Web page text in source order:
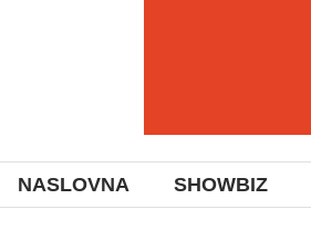
NASLOVNA SHOWBIZ